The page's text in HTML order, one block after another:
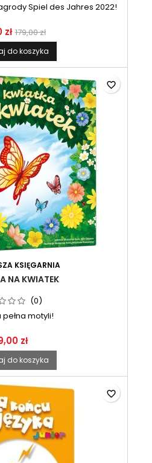
Spiel des Jahres 2022!
zł 179,00 zł
do koszyka
KSIĘGARNIA
NA KWIATEK
(0)
motyli!
zł
do koszyka
favorite_border
favorite_border